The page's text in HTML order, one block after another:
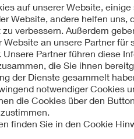
verantwortlich?
entsprechende
Prozesses